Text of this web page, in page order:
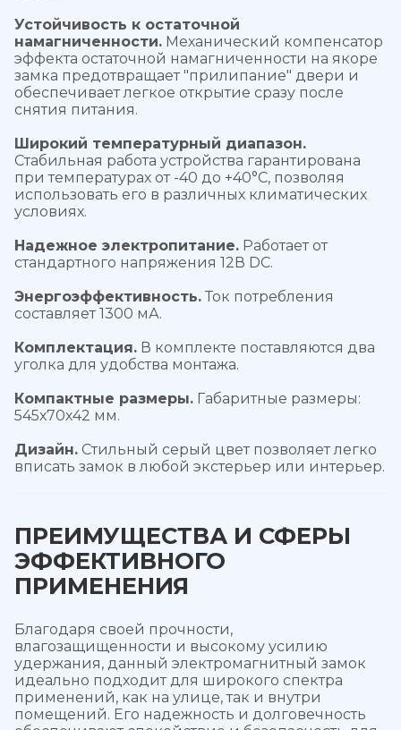
Устойчивость к остаточной
намагниченности. Механический компенсатор
эффекта остаточной намагниченности на якоре
замка предотвращает "прилипание" двери и
обеспечивает легкое открытие сразу после
снятия питания.
Широкий температурный диапазон.
Стабильная работа устройства гарантирована
при температурах от -40 до +40°С, позволяя
использовать его в различных климатических
условиях.
Надежное электропитание. Работает от
стандартного напряжения 12В DC.
Энергоэффективность. Ток потребления
составляет 1300 мА.
Комплектация. В комплекте поставляются два
уголка для удобства монтажа.
Компактные размеры. Габаритные размеры:
545х70х42 мм.
Дизайн. Стильный серый цвет позволяет легко
вписать замок в любой экстерьер или интерьер.
ПРЕИМУЩЕСТВА И СФЕРЫ
ЭФФЕКТИВНОГО
ПРИМЕНЕНИЯ
Благодаря своей прочности,
влагозащищенности и высокому усилию
удержания, данный электромагнитный замок
идеально подходит для широкого спектра
применений, как на улице, так и внутри
помещений. Его надежность и долговечность